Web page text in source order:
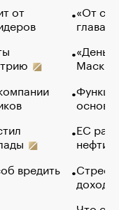
от
вредить
«От
глава
Маск в
основ
ЕС
нефти